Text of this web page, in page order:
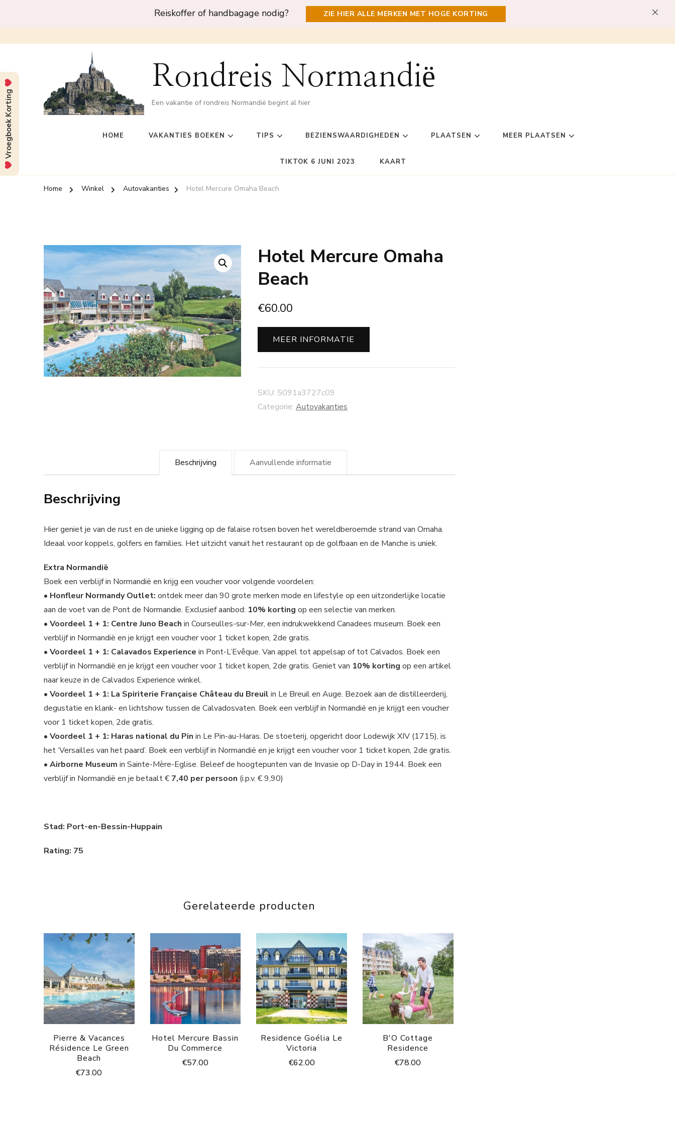
Reiskoffer of handbagage nodig? ZIE HIER ALLE MERKEN MET HOGE KORTING
Rondreis Normandië
Een vakantie of rondreis Normandië begint al hier
HOME VAKANTIES BOEKEN TIPS BEZIENSWAARDIGHEDEN PLAATSEN MEER PLAATSEN
TIKTOK 6 JUNI 2023 KAART
Home Winkel Autovakanties Hotel Mercure Omaha Beach
Hotel Mercure Omaha
Beach
€60.00
MEER INFORMATIE
SKU: 5091a3727c09
Categorie: Autovakanties
Beschrijving Aanvullende informatie
Beschrijving
Hier geniet je van de rust en de unieke ligging op de falaise rotsen boven het wereldberoemde strand van Omaha.
Ideaal voor koppels, golfers en families. Het uitzicht vanuit het restaurant op de golfbaan en de Manche is uniek.
Extra Normandië
Boek een verblijf in Normandië en krijg een voucher voor volgende voordelen:
• Honfleur Normandy Outlet: ontdek meer dan 90 grote merken mode en lifestyle op een uitzonderlijke locatie
aan de voet van de Pont de Normandie. Exclusief aanbod: 10% korting op een selectie van merken.
• Voordeel 1 + 1: Centre Juno Beach in Courseulles-sur-Mer, een indrukwekkend Canadees museum. Boek een
verblijf in Normandië en je krijgt een voucher voor 1 ticket kopen, 2de gratis.
• Voordeel 1 + 1: Calavados Experience in Pont-L’Evêque. Van appel tot appelsap of tot Calvados. Boek een
verblijf in Normandië en je krijgt een voucher voor 1 ticket kopen, 2de gratis. Geniet van 10% korting op een artikel
naar keuze in de Calvados Experience winkel.
• Voordeel 1 + 1: La Spiriterie Française Château du Breuil in Le Breuil en Auge. Bezoek aan de distilleerderij,
degustatie en klank- en lichtshow tussen de Calvadosvaten. Boek een verblijf in Normandië en je krijgt een voucher
voor 1 ticket kopen, 2de gratis.
• Voordeel 1 + 1: Haras national du Pin in Le Pin-au-Haras. De stoeterij, opgericht door Lodewijk XIV (1715), is
het ‘Versailles van het paard’. Boek een verblijf in Normandië en je krijgt een voucher voor 1 ticket kopen, 2de gratis.
• Airborne Museum in Sainte-Mère-Eglise. Beleef de hoogtepunten van de Invasie op D-Day in 1944. Boek een
verblijf in Normandië en je betaalt € 7,40 per persoon (i.p.v. € 9,90)
Stad: Port-en-Bessin-Huppain
Rating: 75
Gerelateerde producten
Pierre & Vacances
Résidence Le Green
Beach
€73.00
Hotel Mercure Bassin
Du Commerce
€57.00
Residence Goélia Le
Victoria
€62.00
B'O Cottage
Residence
€78.00
Vroegboek Korting